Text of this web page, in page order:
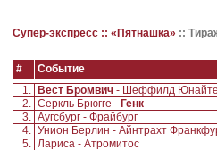
Супер-экспресс :: «Пятнашка» ::
# Событие
1.
Вест Бромвич - Шеффилд
2. Серкль Брюгге - Генк
3. Аугсбург - Фрайбург
4. Унион Берлин - Айнтрахт
5. Лариса - Атромитос